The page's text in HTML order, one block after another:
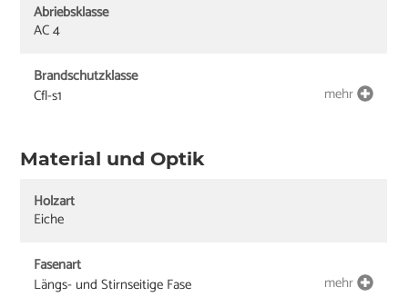
Abriebsklasse
AC 4
Brandschutzklasse
Cfl-s1
mehr
Material und Optik
Holzart
Eiche
Fasenart
Längs- und Stirnseitige Fase
mehr